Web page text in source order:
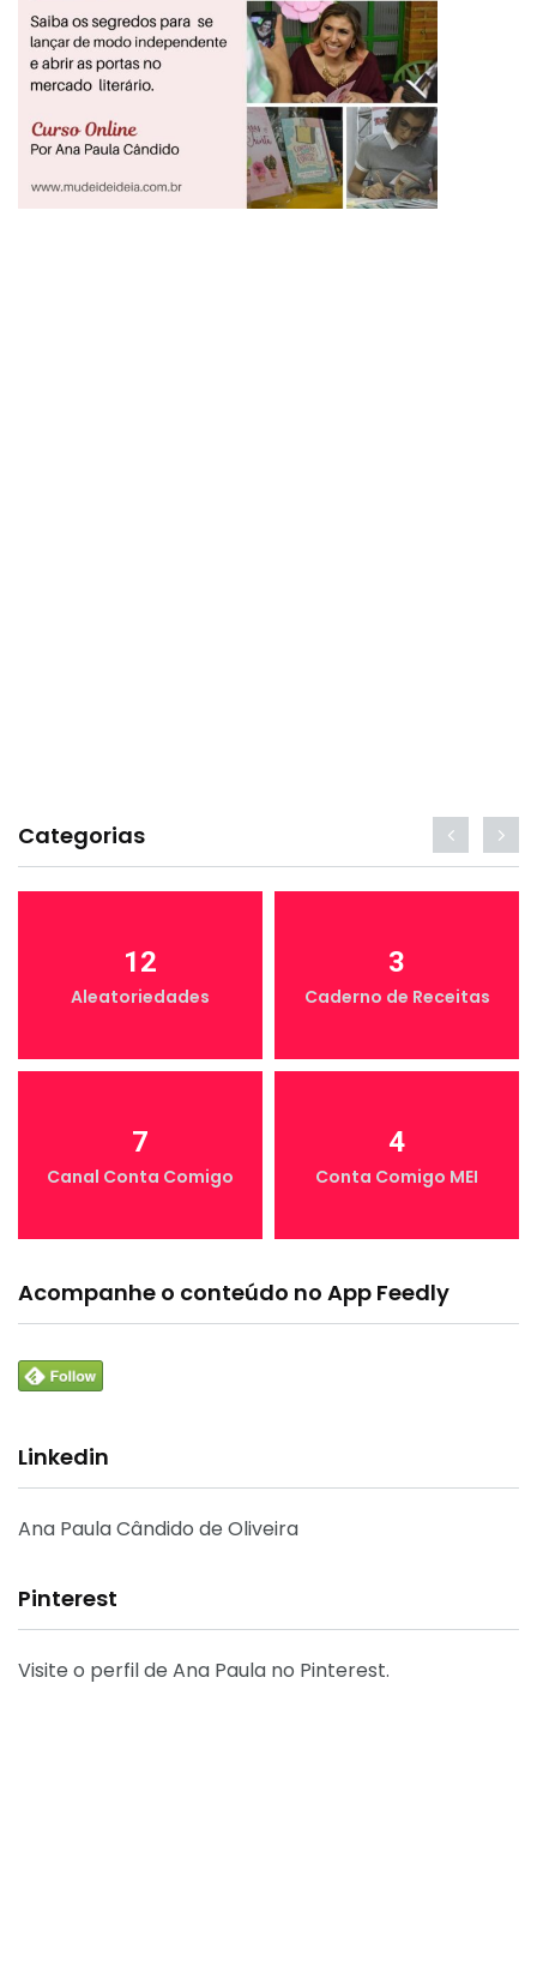
Categorias
12
Aleatoriedades
3
Caderno de Receitas
7
Canal Conta Comigo
4
Conta Comigo MEI
Acompanhe o conteúdo no App Feedly
Linkedin
Ana Paula Cândido de Oliveira
Pinterest
Visite o perfil de Ana Paula no Pinterest.